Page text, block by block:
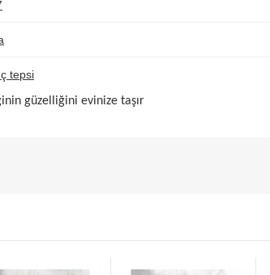
tepsi
güzelliğini evinize taşır